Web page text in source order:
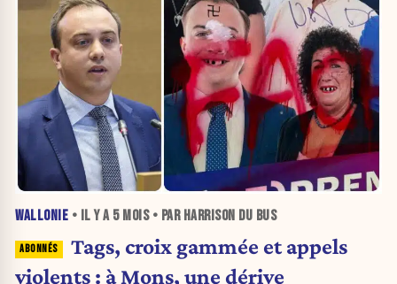
WALLONIE • IL Y A 5 MOIS• PAR HARRISON DU BUS
Tags, croix gammée et appels
violents : à Mons, une dérive